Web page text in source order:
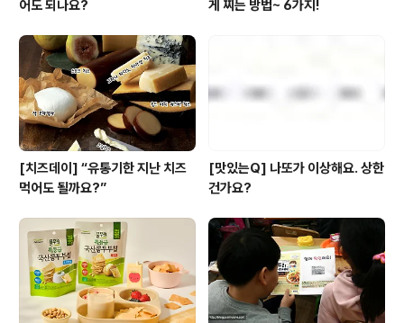
어도 되나요?
게 찌는 방법~ 6가지!
[치즈데이] “유통기한 지난 치즈
먹어도 될까요?”
[맛있는Q] 나또가 이상해요. 상한
건가요?